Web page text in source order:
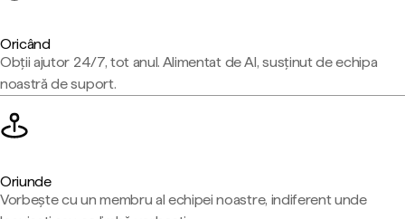
Oricând
Obții ajutor 24/7, tot anul. Alimentat de AI, susținut de echipa
noastră de suport.
Oriunde
Vorbește cu un membru al echipei noastre, indiferent unde